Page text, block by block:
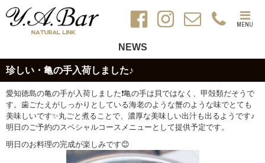
MENU
NEWS
珍しい・亀の手入荷しました♪
愛知徳島の亀の手が入荷しました❗️亀の手は貝ではなく、甲殻類だそうで
す。歯ごたえがしっかりとしている海老のような蟹のような味でとても
美味しいです✨丸ごと煮ることで、濃厚な美味しい出汁も出るようです♪
明日のご予約のスペシャルコースメニューとして提供予定です。
明日のお料理の完成が楽しみです😊